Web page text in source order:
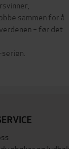
sammen for å
– før det